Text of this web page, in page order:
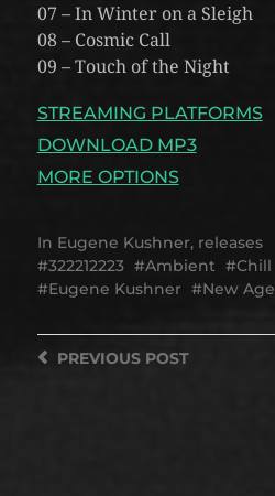
07 – In Winter on a Sleigh
08 – Cosmic Call
09 – Touch of the Night
STREAMING PLATFORMS
DOWNLOAD MP3
MORE OPTIONS
In Eugene Kushner, releases
322212223
Ambient Chill
Eugene Kushner
New Age
PREVIOUSPOST